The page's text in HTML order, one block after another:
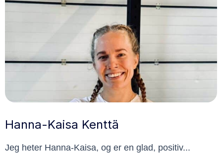
Hanna-Kaisa Kenttä
Jeg heter Hanna-Kaisa, og er en glad, positiv...